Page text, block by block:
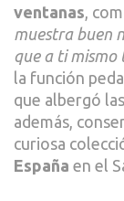
ventanas ,
muestra buen
que a ti mismo
la función
que albergó las
además,
curiosa
España en el